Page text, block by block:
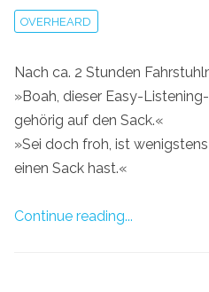
OVERHEARD
Nach ca. 2 Stunden
»Boah, dieser Easy-
gehörig auf den Sack.«
»Sei doch froh, ist
einen Sack hast.«
Continue reading...